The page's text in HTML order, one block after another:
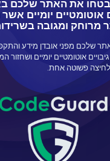
את האתר שלכם
אוטומטיים יומיים
מרוחק ומגובה
שלכם מפני אובדן מידע
אוטומטיים יומיים ושחזור
פשוטה אחת.